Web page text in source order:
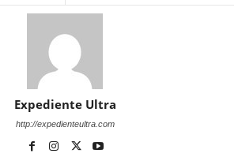
Expediente Ultra
http://expedienteultra.com